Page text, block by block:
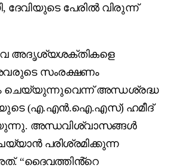
ദേവിയുടെ പേരിൽ വിരുന്ന്
അദൃശ്യശക്തികളെ
സംരക്ഷണം
ചെയ്യുന്നുവെന്ന് അന്ധശ്രദ്ധ
(എ.എൻ.ഐ.എസ്) ഹമീദ്
അന്ധവിശ്വാസങ്ങൾ
പരിശ്രമിക്കുന്ന
“ദൈവത്തിൻ്റെ